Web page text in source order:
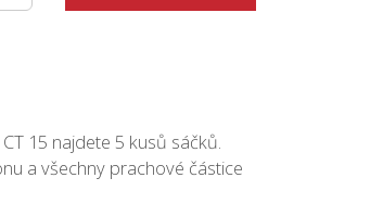
15 najdete 5 kusů sáčků.
a všechny prachové částice